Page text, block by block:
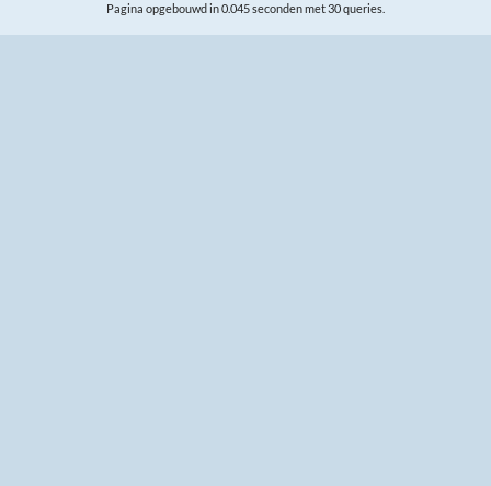
Pagina opgebouwd in 0.045 seconden met 30 queries.